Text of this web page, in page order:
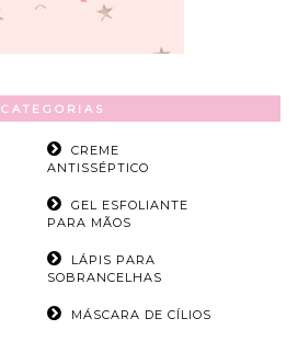
CATEGORIAS
CREME
ANTISSÉPTICO
GEL ESFOLIANTE
PARA MÃOS
LÁPIS PARA
SOBRANCELHAS
MÁSCARA DE CÍLIOS